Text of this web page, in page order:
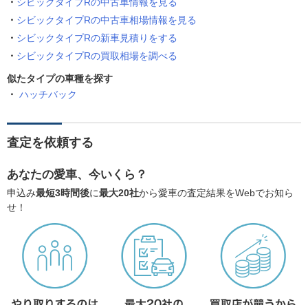
シビックタイプRの中古車相場情報を見る
シビックタイプRの新車見積りをする
シビックタイプRの買取相場を調べる
似たタイプの車種を探す
ハッチバック
査定を依頼する
あなたの愛車、今いくら？
申込み最短3時間後に最大20社から愛車の査定結果をWebでお知ら
せ！